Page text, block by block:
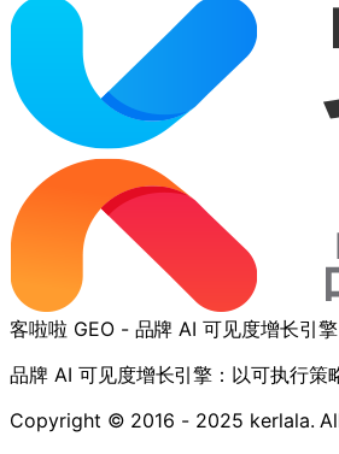
客啦啦 GEO - 品牌 AI 可见度增长引擎
品牌 AI 可见度增长引擎：以可执行策
Copyright © 2016 - 2025 kerlala.